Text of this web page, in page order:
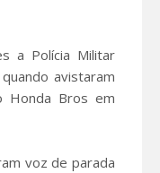
a Polícia Militar
avistaram
Honda Bros em
voz de parada